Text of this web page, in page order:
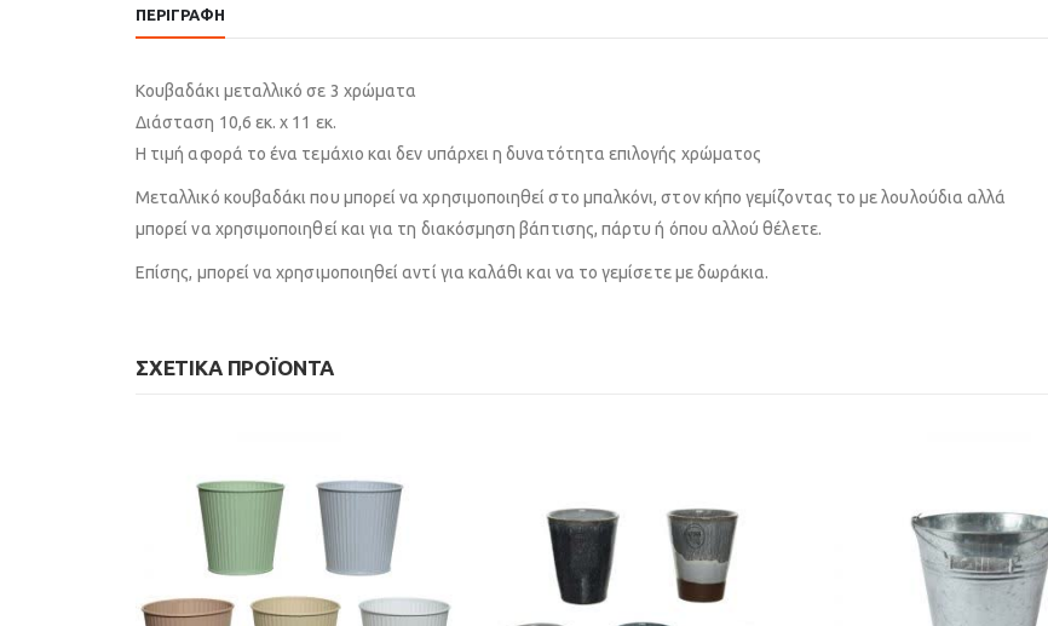
ΠΕΡΙΓΡΑΦΉ
Κουβαδάκι μεταλλικό σε 3 χρώματα
Διάσταση 10,6 εκ. x 11 εκ.
Η τιμή αφορά το ένα τεμάχιο και δεν υπάρχει η δυνατότητα επιλογής χρώματος
Μεταλλικό κουβαδάκι που μπορεί να χρησιμοποιηθεί στο μπαλκόνι, στον κήπο γεμίζοντας το με λουλούδια αλλά
μπορεί να χρησιμοποιηθεί και για τη διακόσμηση βάπτισης, πάρτυ ή όπου αλλού θέλετε.
Επίσης, μπορεί να χρησιμοποιηθεί αντί για καλάθι και να το γεμίσετε με δωράκια.
ΣΧΕΤΙΚΆ ΠΡΟΪΌΝΤΑ